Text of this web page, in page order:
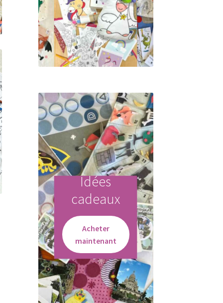
Idées
cadeaux
Acheter
maintenant